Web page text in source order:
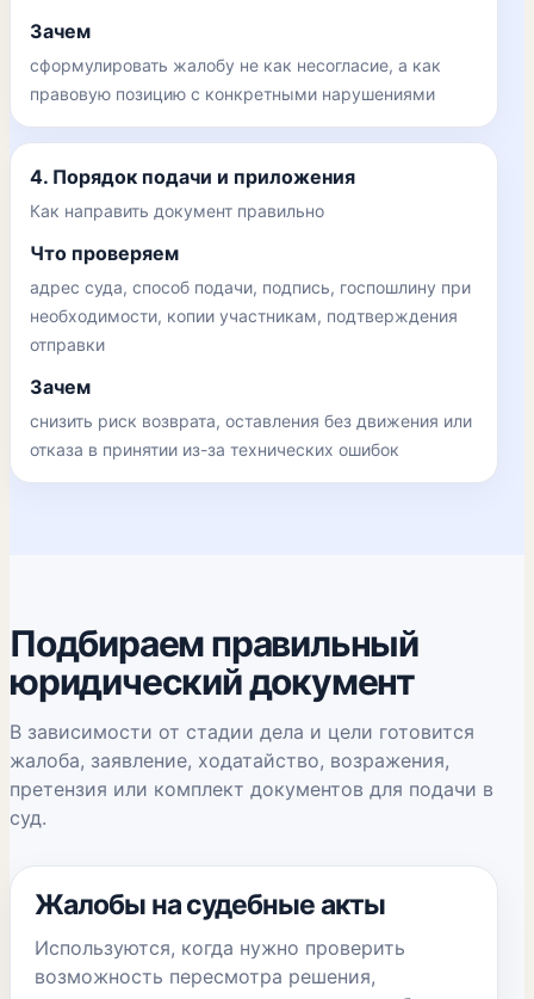
Зачем
сформулировать жалобу не как несогласие, а как
правовую позицию с конкретными нарушениями
4. Порядок подачи и приложения
Как направить документ правильно
Что проверяем
адрес суда, способ подачи, подпись, госпошлину при
необходимости, копии участникам, подтверждения
отправки
Зачем
снизить риск возврата, оставления без движения или
отказа в принятии из-за технических ошибок
Подбираем правильный
юридический документ
В зависимости от стадии дела и цели готовится
жалоба, заявление, ходатайство, возражения,
претензия или комплект документов для подачи в
суд.
Жалобы на судебные акты
Используются, когда нужно проверить
возможность пересмотра решения,